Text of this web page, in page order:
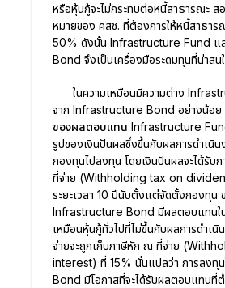
หรือหุ้นกู้จะไม่กระทบต่อหนี้สาธารณะ ส
หมายของ คสช. ที่ต้องการให้หนี้สาธาร
50% ดังนั้น Infrastructure Fund แ
Bond จึงเป็นเครื่องมือระดมทุนที่น่าสน
ในความเหมือนมีความต่าง
จาก Infrastructure Bond อย่างน้อย
ของผลตอบแทน Infrastructure
รูปของเงินปันผลซึ่งขึ้นกับผลการดำเนิ
กองทุนไปลงทุน โดยเงินปันผลจะได้รับ
ที่จ่าย (Withholding tax on
ระยะเวลา 10 ปีนับตั้งแต่จัดตั้งกองทุน
Infrastructure Bond มีผลตอบแทนใ
เหมือนหุ้นกู้ทั่วไปที่ไม่ขึ้นกับผลการดำเ
จ่ายจะถูกเก็บภาษีหัก ณ ที่จ่าย
interest) ที่ 15% นั่นแปลว่า การลงทุ
Bond มีโอกาสที่จะได้รับผลตอบแทนที่